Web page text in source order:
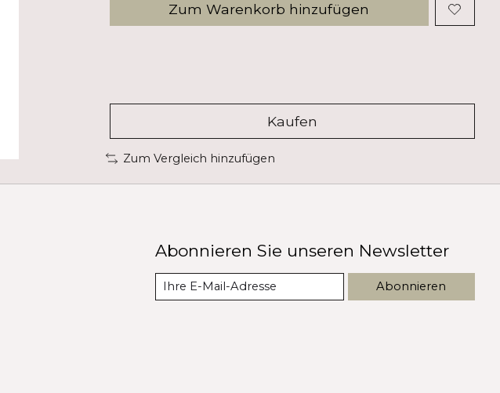
Zum Warenkorb hinzufügen
Kaufen
Zum Vergleich hinzufügen
Abonnieren Sie unseren Newsletter
Abonnieren